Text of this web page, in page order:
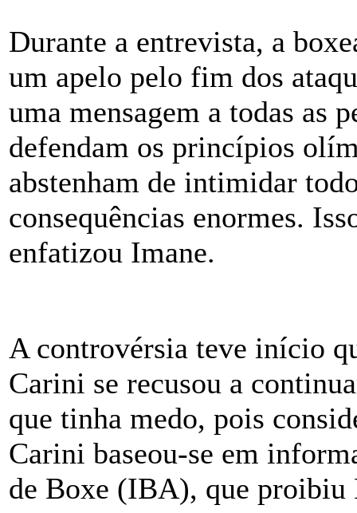
Durante a entrevista, a
um apelo pelo fim dos
uma mensagem a todas as
defendam os princípios
abstenham de intimidar
consequências enormes.
enfatizou Imane.
A controvérsia teve início
Carini se recusou a
que tinha medo, pois
Carini baseou-se em
de Boxe (IBA), que